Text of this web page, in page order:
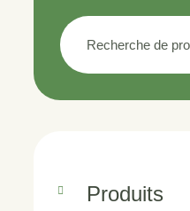
Recherche
pour :
Produits